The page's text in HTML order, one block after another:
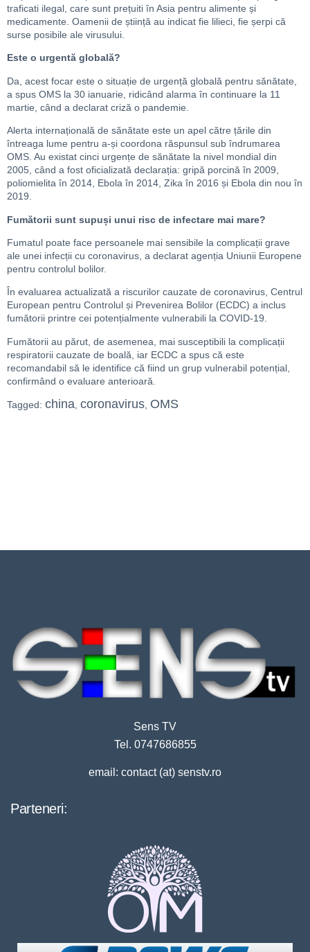
traficati ilegal, care sunt prețuiti în Asia pentru alimente și
medicamente. Oamenii de știință au indicat fie lilieci, fie șerpi că
surse posibile ale virusului.
Este o urgentă globală?
Da, acest focar este o situație de urgență globală pentru sănătate,
a spus OMS la 30 ianuarie, ridicând alarma în continuare la 11
martie, când a declarat criză o pandemie.
Alerta internațională de sănătate este un apel către țările din
întreaga lume pentru a-și coordona răspunsul sub îndrumarea
OMS. Au existat cinci urgențe de sănătate la nivel mondial din
2005, când a fost oficializată declarația: gripă porcină în 2009,
poliomielita în 2014, Ebola în 2014, Zika în 2016 și Ebola din nou în
2019.
Fumătorii sunt supuși unui risc de infectare mai mare?
Fumatul poate face persoanele mai sensibile la complicații grave
ale unei infecții cu coronavirus, a declarat agenția Uniunii Europene
pentru controlul bolilor.
În evaluarea actualizată a riscurilor cauzate de coronavirus, Centrul
European pentru Controlul și Prevenirea Bolilor (ECDC) a inclus
fumătorii printre cei potențialmente vulnerabili la COVID-19.
Fumătorii au părut, de asemenea, mai susceptibili la complicații
respiratorii cauzate de boală, iar ECDC a spus că este
recomandabil să le identifice că fiind un grup vulnerabil potențial,
confirmând o evaluare anterioară.
Tagged: china coronavirus OMS
Sens TV
Tel. 0747686855
email: contact (at) senstv.ro
Parteneri: